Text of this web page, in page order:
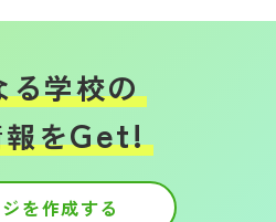
る学校の
をGet!
を作成する